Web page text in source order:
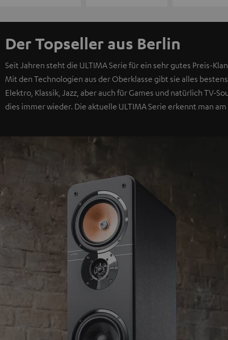
Der Topseller aus Berlin
Seit Jahren steht die ULTIMA Serie für ein sehr gutes Preis-
Mit den Technologien aus der Oberklasse gibt sie alles
Elektro, Klassik, Jazz, aber auch für Games und natürlich TV-
dies immer wieder. Die aktuelle ULTIMA Serie erkennt man